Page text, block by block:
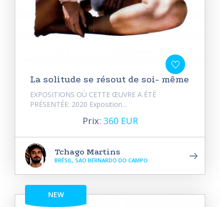
La solitude se résout de soi- même
EXPOSITIONS OÙ CETTE ŒUVRE A ÉTÉ
PRÉSENTÉE: 2020 Exposition...
Prix: 360 EUR
Tchago Martins
BRÉSIL, SAO BERNARDO DO CAMPO
NEW